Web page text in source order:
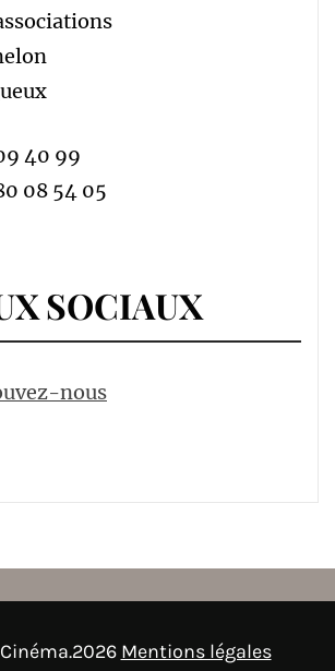
40 99
08 54 05
SOCIAUX
nous
Mentions légales